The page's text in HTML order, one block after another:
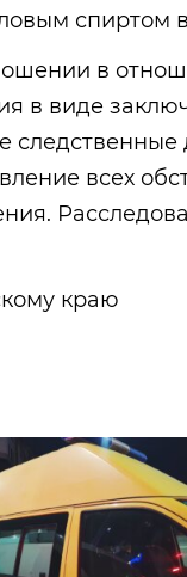
спиртом
в
в виде
следственные
всех
краю